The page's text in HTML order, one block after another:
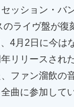
ッション・バ
ライヴ盤が復
4月2日に今は
リリースされ
ファン溜飲の
曲に参加して